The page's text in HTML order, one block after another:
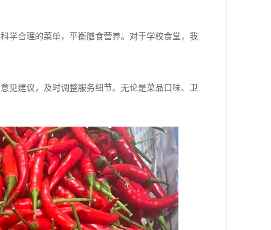
学合理的菜单，平衡膳食营养。对于学校食堂，我
见建议，及时调整服务细节。无论是菜品口味、卫